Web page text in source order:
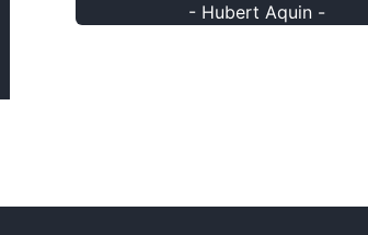
- Hubert Aquin -